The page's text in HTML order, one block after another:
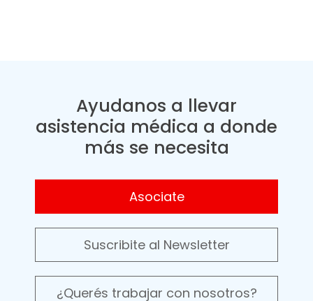
Ayudanos a llevar
asistencia médica a donde
más se necesita
Asociate
Suscribite al Newsletter
¿Querés trabajar con nosotros?